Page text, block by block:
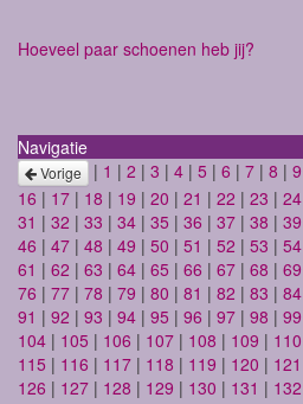
Hoeveel paar schoenen heb jij?
Navigatie
Vorige | 1 | 2 | 3 | 4 | 5 | 6 | 7 | 8 | 9
16 | 17 | 18 | 19 | 20 | 21 | 22 | 23 | 24
31 | 32 | 33 | 34 | 35 | 36 | 37 | 38 | 39
46 | 47 | 48 | 49 | 50 | 51 | 52 | 53 | 54
61 | 62 | 63 | 64 | 65 | 66 | 67 | 68 | 69
76 | 77 | 78 | 79 | 80 | 81 | 82 | 83 | 84
91 | 92 | 93 | 94 | 95 | 96 | 97 | 98 | 99
104 | 105 | 106 | 107 | 108 | 109 | 110
115 | 116 | 117 | 118 | 119 | 120 | 121
126 | 127 | 128 | 129 | 130 | 131 | 132